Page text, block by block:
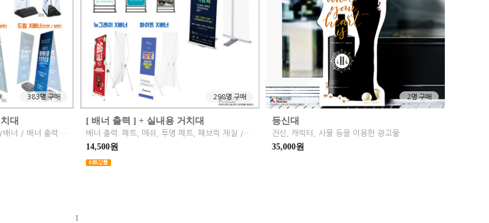
383명 구매
대
실외용 철재거치대, X배너, AY배너 / 배너 출력: 페트, 메쉬, 투명 페트, 패브릭 재질 / 홍보 및 이벤트용
298명 구매
[ 배너 출력 ] + 실내용 거치대
배너 출력: 페트, 메쉬, 투명 페트, 패브릭 재질 / 실내용 거치대 :철재배너, X배너, 빅폴
14,500원
2명 구매
등신대
전신, 캐릭터, 사물 등을 이용한 광고물
35,000원
1